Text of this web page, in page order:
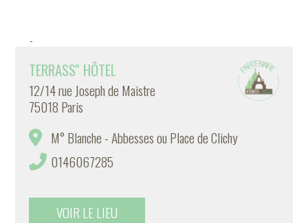
-
TERRASS'' HÔTEL
12/14 rue Joseph de Maistre
75018 Paris
M° Blanche - Abbesses ou Place de Clichy
0146067285
VOIR LE LIEU